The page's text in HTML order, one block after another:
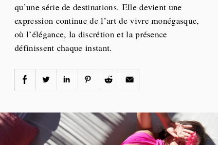
qu’une série de destinations. Elle devient une
expression continue de l’art de vivre monégasque,
où l’élégance, la discrétion et la présence
définissent chaque instant.